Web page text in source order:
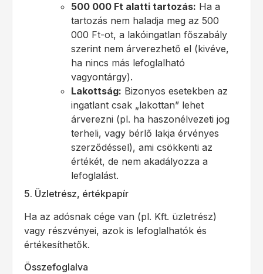
500 000 Ft alatti tartozás: Ha a
tartozás nem haladja meg az 500
000 Ft-ot, a lakóingatlan főszabály
szerint nem árverezhető el (kivéve,
ha nincs más lefoglalható
vagyontárgy).
Lakottság: Bizonyos esetekben az
ingatlant csak „lakottan” lehet
árverezni (pl. ha haszonélvezeti jog
terheli, vagy bérlő lakja érvényes
szerződéssel), ami csökkenti az
értékét, de nem akadályozza a
lefoglalást.
5. Üzletrész, értékpapír
Ha az adósnak cége van (pl. Kft. üzletrész)
vagy részvényei, azok is lefoglalhatók és
értékesíthetők.
Összefoglalva